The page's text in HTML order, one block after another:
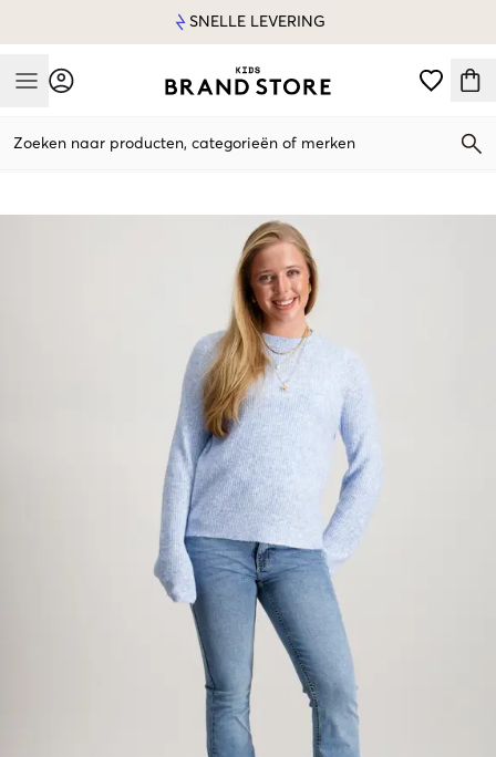
SNELLE LEVERING
Mobile Menu
Zoeken naar producten, categorieën of merken